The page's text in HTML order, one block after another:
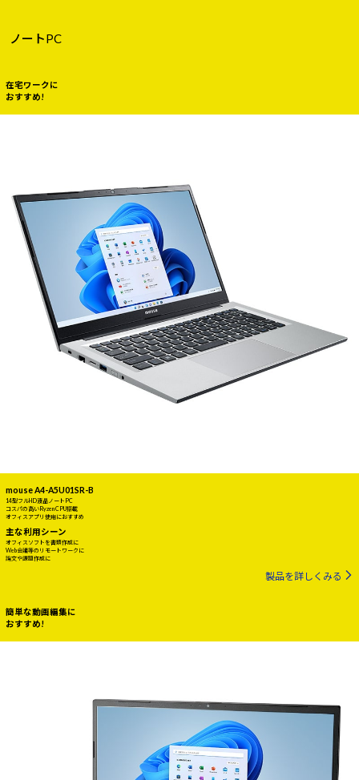
ノートPC
在宅ワークに
おすすめ!
mouse A4-A5U01SR-B
14型フルHD液晶ノートPC
コスパの高いRyzen CPU搭載
オフィスアプリ使用におすすめ
主な利用シーン
オフィスソフトを書類作成に
Web会議等のリモートワークに
論文や課題作成に
製品を詳しくみる
簡単な動画編集に
おすすめ!